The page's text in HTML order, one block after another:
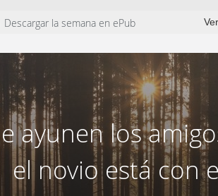
Descargar la semana en ePub
ayunen los
el novio está con